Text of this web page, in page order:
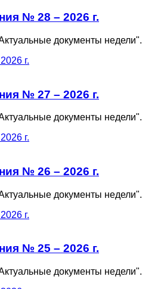
№ 28 – 2026 г.
документы недели".
№ 27 – 2026 г.
документы недели".
№ 26 – 2026 г.
документы недели".
№ 25 – 2026 г.
документы недели".